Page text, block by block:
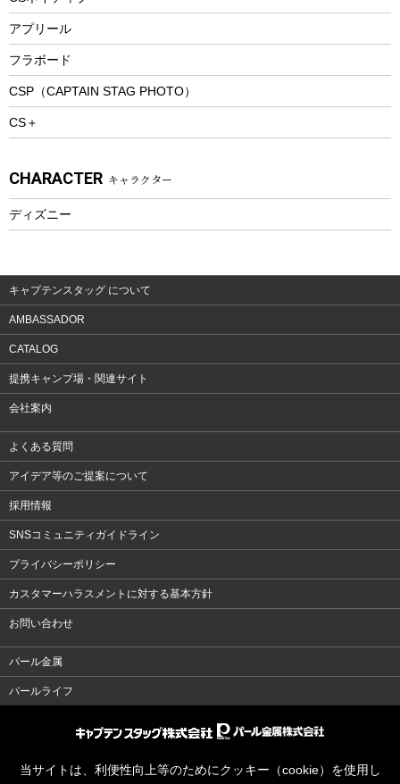
トレッキング
トレッキングアクセサリー
プレイグッズ
ウェルネス
ウェア、タオル
ウェア
アプリール
フラボード
CSP（CAPTAIN STAG PHOTO）
CS＋
CHARACTER キャラクター
ディズニー
キャプテンスタッグ について
AMBASSADOR
CATALOG
提携キャンプ場・関連サイト
会社案内
よくある質問
アイデア等のご提案について
採用情報
SNSコミュニティガイドライン
プライバシーポリシー
カスタマーハラスメントに対する基本方針
お問い合わせ
パール金属
パールライフ
当サイトは、利便性向上等のためにクッキー（cookie）を使用し